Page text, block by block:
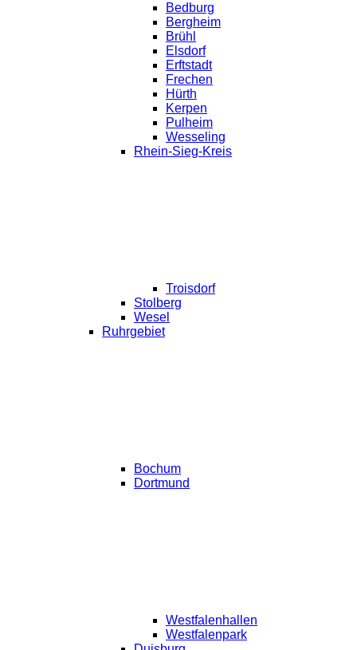
Bedburg
Bergheim
Brühl
Elsdorf
Erftstadt
Frechen
Hürth
Kerpen
Pulheim
Wesseling
Rhein-Sieg-Kreis
Troisdorf
Stolberg
Wesel
Ruhrgebiet
Bochum
Dortmund
Westfalenhallen
Westfalenpark